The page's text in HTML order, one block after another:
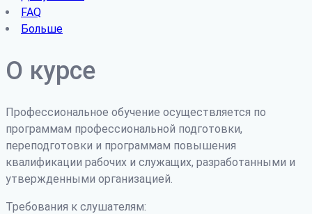
FAQ
Больше
О курсе
Профессиональное обучение осуществляется по
программам профессиональной подготовки,
переподготовки и программам повышения
квалификации рабочих и служащих, разработанными и
утвержденными организацией.
Требования к слушателям: